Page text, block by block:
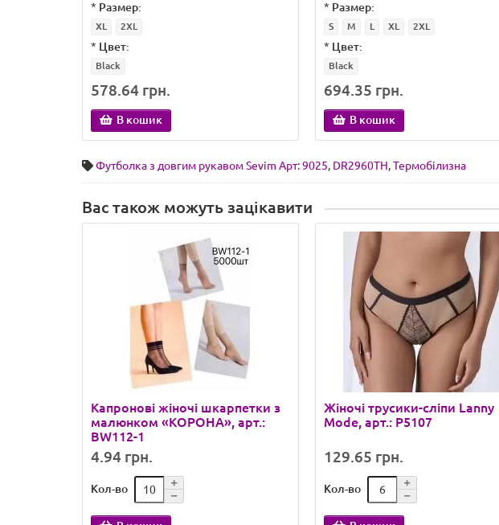
* Размер:
XL 2XL
* Цвет:
Black
578.64 грн.
В кошик
* Размер:
S M L XL 2XL
* Цвет:
Black
694.35 грн.
В кошик
Футболка з довгим рукавом Sevim Арт: 9025, DR2960TH,Термобілизна
Вас також можуть зацікавити
Капронові жіночі шкарпетки з
малюнком «КОРОНА», арт.:
BW112-1
4.94 грн.
Кол-во
Жіночі трусики-сліпи Lanny
Mode, арт.: P5107
129.65 грн.
Кол-во